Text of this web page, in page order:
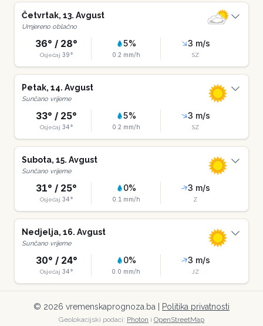
Četvrtak, 13. Avgust
Umjereno oblačno
36° / 28°
Osjećaj 39°
5%
0.2 mm/h
3 m/s
SZ
Petak, 14. Avgust
Sunčano vrijeme
33° / 25°
Osjećaj 34°
5%
0.2 mm/h
3 m/s
SZ
Subota, 15. Avgust
Sunčano vrijeme
31° / 25°
Osjećaj 34°
0%
0.1 mm/h
3 m/s
Z
Nedjelja, 16. Avgust
Sunčano vrijeme
30° / 24°
Osjećaj 34°
0%
0.0 mm/h
3 m/s
JZ
© 2026 vremenskaprognoza.ba | Politika privatnosti
Geolokacijski podaci: Photon i OpenStreetMap